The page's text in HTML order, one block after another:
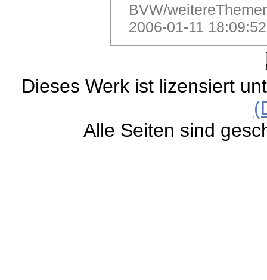
BVW/
2006-01-11
Dieses Werk ist lizensiert
Alle Seiten sind